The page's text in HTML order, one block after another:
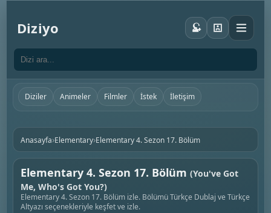
Diziyo
Diziler Animeler Filmler İstek İletişim
Anasayfa›Elementary›Elementary 4. Sezon 17. Bölüm
Elementary 4. Sezon 17. Bölüm (You've Got
Me, Who's Got You?)
Elementary 4. Sezon 17. Bölüm izle. Bölümü Türkçe Dublaj ve Türkçe
Altyazı seçenekleriyle keşfet ve izle.